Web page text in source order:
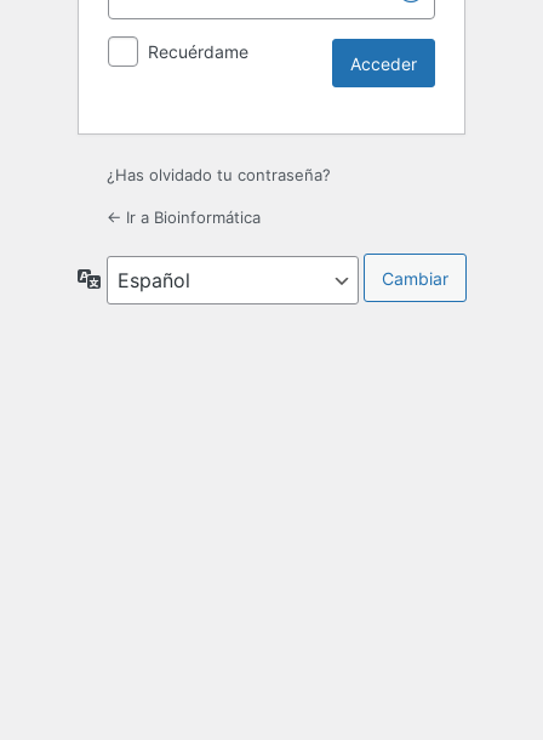
Recuérdame
¿Has olvidado tu contraseña?
← Ir a Bioinformática
Idioma